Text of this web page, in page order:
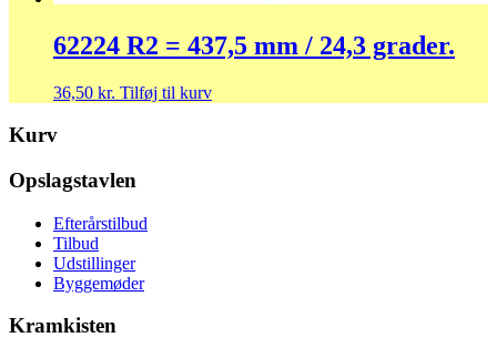
62224 R2 = 437,5 mm / 24,3 grader.
36,50 kr. Tilføj til kurv
Kurv
Opslagstavlen
Efterårstilbud
Tilbud
Udstillinger
Byggemøder
Kramkisten